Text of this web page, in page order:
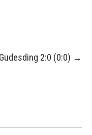
2:0 (0:0) →